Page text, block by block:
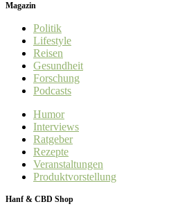
Magazin
Politik
Lifestyle
Reisen
Gesundheit
Forschung
Podcasts
Humor
Interviews
Ratgeber
Rezepte
Veranstaltungen
Produktvorstellung
Hanf & CBD Shop